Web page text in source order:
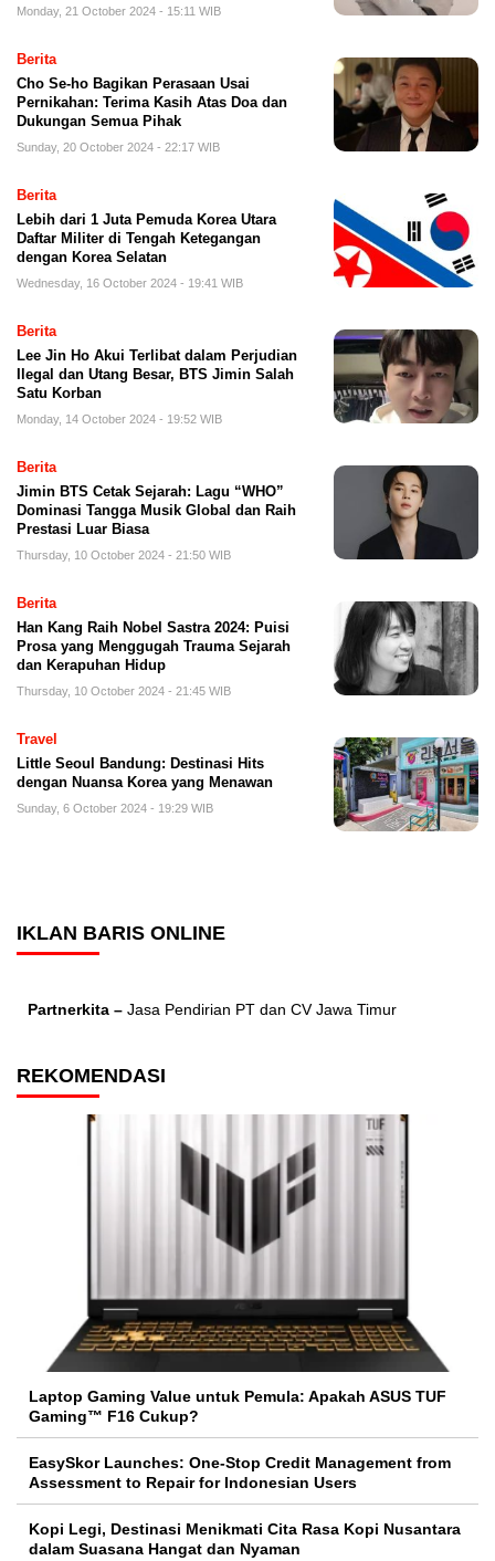
Monday, 21 October 2024 - 15:11 WIB
Berita
Cho Se-ho Bagikan Perasaan Usai
Pernikahan: Terima Kasih Atas Doa dan
Dukungan Semua Pihak
Sunday, 20 October 2024 - 22:17 WIB
Berita
Lebih dari 1 Juta Pemuda Korea Utara
Daftar Militer di Tengah Ketegangan
dengan Korea Selatan
Wednesday, 16 October 2024 - 19:41 WIB
Berita
Lee Jin Ho Akui Terlibat dalam Perjudian
Ilegal dan Utang Besar, BTS Jimin Salah
Satu Korban
Monday, 14 October 2024 - 19:52 WIB
Berita
Jimin BTS Cetak Sejarah: Lagu “WHO”
Dominasi Tangga Musik Global dan Raih
Prestasi Luar Biasa
Thursday, 10 October 2024 - 21:50 WIB
Berita
Han Kang Raih Nobel Sastra 2024: Puisi
Prosa yang Menggugah Trauma Sejarah
dan Kerapuhan Hidup
Thursday, 10 October 2024 - 21:45 WIB
Travel
Little Seoul Bandung: Destinasi Hits
dengan Nuansa Korea yang Menawan
Sunday, 6 October 2024 - 19:29 WIB
IKLAN BARIS ONLINE
Partnerkita – Jasa Pendirian PT dan CV Jawa Timur
REKOMENDASI
Laptop Gaming Value untuk Pemula: Apakah ASUS TUF
Gaming™ F16 Cukup?
EasySkor Launches: One-Stop Credit Management from
Assessment to Repair for Indonesian Users
Kopi Legi, Destinasi Menikmati Cita Rasa Kopi Nusantara
dalam Suasana Hangat dan Nyaman